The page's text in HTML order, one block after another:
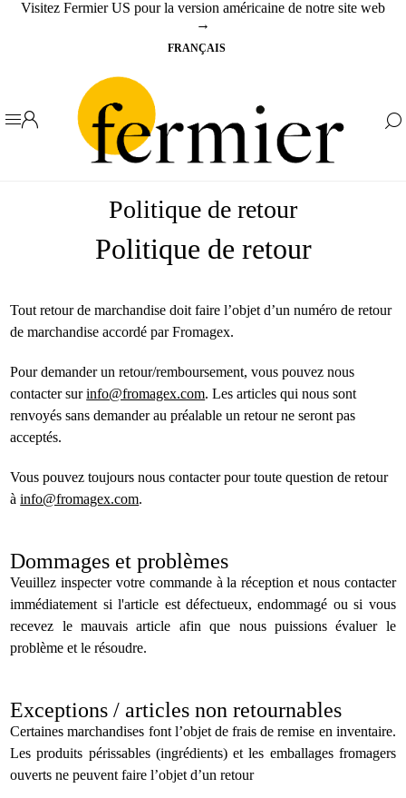
Visitez Fermier US pour la version américaine de notre site web
→
Politique de retour
Politique de retour
Tout retour de marchandise doit faire l’objet d’un numéro de retour
de marchandise accordé par Fromagex.
Pour demander un retour/remboursement, vous pouvez nous
contacter surinfo@fromagex.com. Les articles qui nous sont
renvoyés sans demander au préalable un retour ne seront pas
acceptés.
Vous pouvez toujours nous contacter pour toute question de retour
àinfo@fromagex.com.
Dommages et problèmes
Veuillez inspecter votre commande à la réception et nous contacter
immédiatement si l'article est défectueux, endommagé ou si vous
recevez le mauvais article afin que nous puissions évaluer le
problème et le résoudre.
Exceptions / articles non retournables
Certaines marchandises font l’objet de frais de remise en inventaire.
Les produits périssables (ingrédients) et les emballages fromagers
ouverts ne peuvent faire l’objet d’un retour